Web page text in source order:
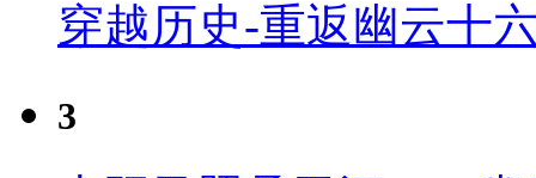
穿越历史-重返幽云十
3